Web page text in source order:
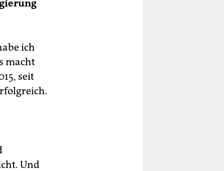
ich
macht
seit
Und